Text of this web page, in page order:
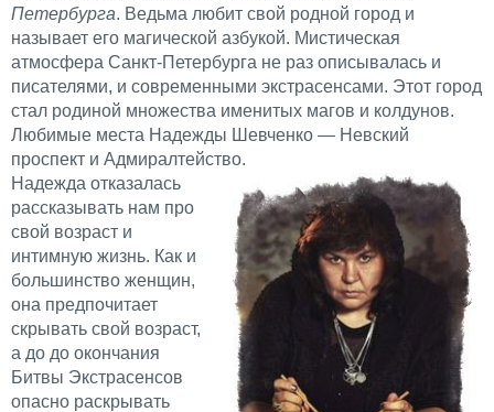
Петербурга. Ведьма любит свой родной город и
называет его магической азбукой. Мистическая
атмосфера Санкт-Петербурга не раз описывалась и
писателями, и современными экстрасенсами. Этот город
стал родиной множества именитых магов и колдунов.
Любимые места Надежды Шевченко — Невский
проспект и Адмиралтейство.
Надежда отказалась
рассказывать нам про
свой возраст и
интимную жизнь. Как и
большинство женщин,
она предпочитает
скрывать свой возраст,
а до до окончания
Битвы Экстрасенсов
опасно раскрывать